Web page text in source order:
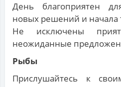
День благоприятен
новых решений и начала
Не исключены
неожиданные
Рыбы
Прислушайтесь к